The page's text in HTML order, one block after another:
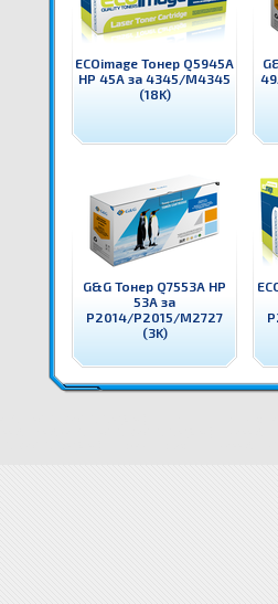
ECOimage Тонер Q5945A
HP 45A за 4345/M4345
(18K)
G&G Тонер Q7553A HP
53A за
P2014/P2015/M2727
(3K)